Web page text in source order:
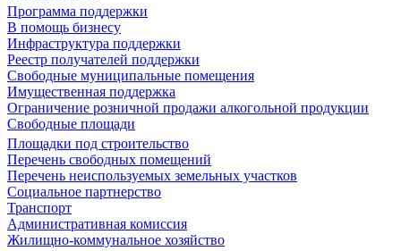
Программа поддержки
В помощь бизнесу
Инфраструктура поддержки
Реестр получателей поддержки
Свободные муниципальные помещения
Имущественная поддержка
Ограничение розничной продажи алкогольной продукции
Свободные площади
Площадки под строительство
Перечень свободных помещений
Перечень неиспользуемых земельных участков
Социальное партнерство
Транспорт
Административная комиссия
Жилищно-коммунальное хозяйство